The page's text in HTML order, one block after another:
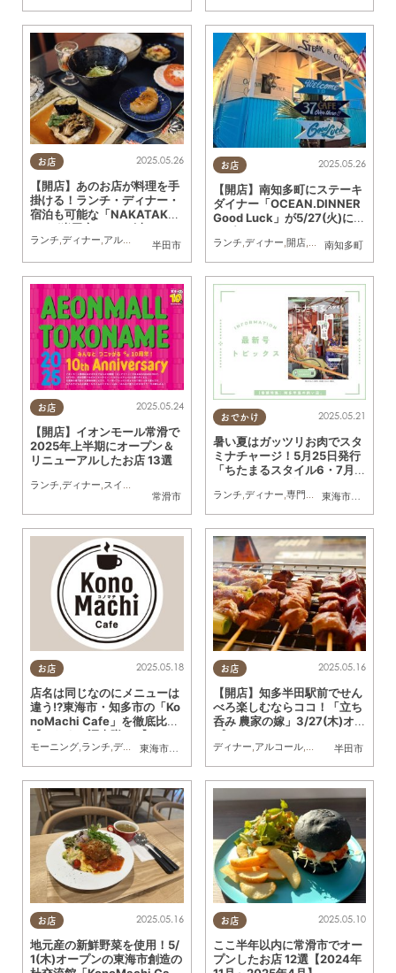
お店
半田市
2025.05.26
【開店】あのお店が料理を手
掛ける！ランチ・ディナー・
宿泊も可能な「NAKATAK
E」が半田市に5/27(火)オー
プン
ランチ ディナー アルコール ,開店,専門店
お店
南知多町
2025.05.26
【開店】南知多町にステーキ
ダイナー「OCEAN.DINNER
Good Luck」が5/27(火)にオ
ランチ,ディナー,開店,ドライブ,カップル
お店
常滑市
2025.05.24
【開店】イオンモール常滑で
2025年上半期にオープン＆
リニューアルしたお店 13選
ランチ,ディナー,スイーツ
おでかけ
東海市
,大府市
2025.05.21
暑い夏はガッツリお肉でスタ
ミナチャージ！5月25日発行
「ちたまるスタイル6・7月
号」見ドコロ解説
ランチ,ディナー,専門店 ちたまるスタイ
お店
東海市
,知多市
2025.05.18
店名は同じなのにメニューは
違う!?東海市・知多市の「Ko
noMachi Cafe」を徹底比較
【ちたまる調査隊#51】
モーニング ランチ ディナー ,カフェ ちたまる調査隊
お店
半田市
2025.05.16
【開店】知多半田駅前でせん
べろ楽しむならココ！「立ち
呑み 農家の嫁」3/27(木)オー
プン
ディナー アルコール,
お店 2025.05.16
地元産の新鮮野菜を使用！5/
1(木)オープンの東海市創造の
お店 2025.05.10
ここ半年以内に常滑市でオー
プンしたお店 12選【2024年